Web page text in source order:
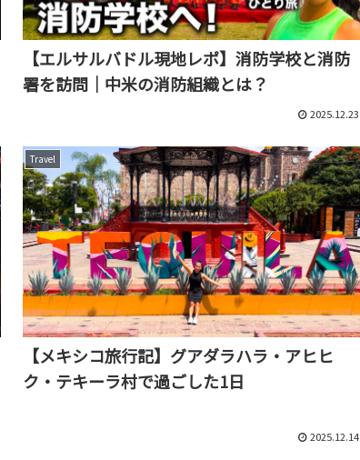
【エルサルバドル現地レポ】消防学校と消防
署を訪問｜中米の消防組織とは？
2025.12.23
Travel
【メキシコ旅行記】グアダラハラ・アヒヒ
ク・テキーラ村で過ごした1日
2025.12.14